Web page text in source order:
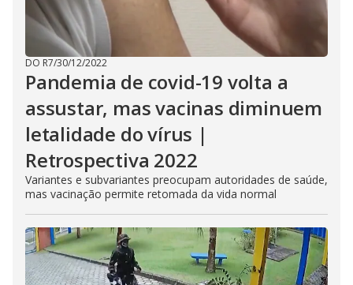
DO R7/30/12/2022
Pandemia de covid-19 volta a
assustar, mas vacinas diminuem
letalidade do vírus |
Retrospectiva 2022
Variantes e subvariantes preocupam autoridades de saúde,
mas vacinação permite retomada da vida normal